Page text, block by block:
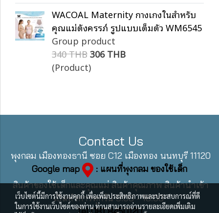
WACOAL Maternity กางเกงในสำหรับ
คุณแม่ตั้งครรภ์ รูปแบบเต็มตัว WM6545
Group product
340 THB306 THB
(Product)
Contact Us
พุงกลม เมืองทองธานี ซอย C12 เมืองทอง นนทบุรี 11120
Google map
: แผนที่พุงกลม ของใช้เด็ก
สินค้าของใช้เด็กและคุณแม่ สินค้าคุณภาพ สินค้านำเข้า
เปิดทำการทุกวัน 9:00 - 18:00
เว็บไซต์นี้มีการใช้งานคุกกี้ เพื่อเพิ่มประสิทธิภาพและประสบการณ์ที่ดี
ในการใช้งานเว็บไซต์ของท่าน ท่านสามารถอ่านรายละเอียดเพิ่มเติม